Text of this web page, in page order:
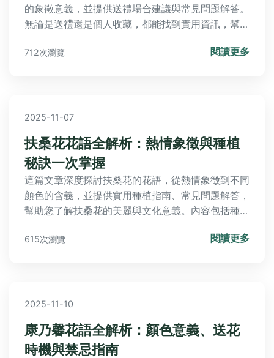
的象徵意義，並提供送禮場合建議與常見問題解答。
無論是送禮還是個人收藏，都能找到實用資訊，幫助
712次瀏覽 閱讀更多
2025-11-07
扶桑花花語全解析：熱情象徵與種植
秘訣一次掌握
這篇文章深度探討扶桑花的花語，從熱情象徵到不同
顏色的含義，並提供實用種植指南、常見問題解答，
幫助您了解扶桑花的美麗與文化意義。內容包括種植
花愛好者。
615次瀏覽 閱讀更多
2025-11-10
康乃馨花語全解析：顏色意義、送花
時機與禁忌指南